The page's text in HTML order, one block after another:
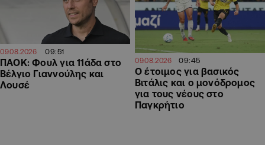
09.08.2026 09:51
ΠΑΟΚ: Φουλ για 11άδα στο
Βέλγιο Γιαννούλης και
Λουσέ
09.08.2026 09:45
Ο έτοιμος για βασικός
Βιτάλις και ο μονόδρομος
για τους νέους στο
Παγκρήτιο